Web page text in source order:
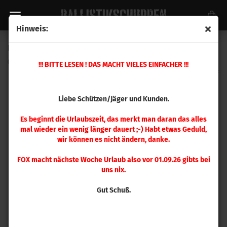
Hinweis:
!!! BITTE LESEN ! DAS MACHT VIELES EINFACHER !!!
Liebe Schützen/Jäger und Kunden.
Es beginnt die Urlaubszeit, das merkt man daran das alles
mal wieder ein wenig länger dauert ;-) Habt etwas Geduld,
wir können es nicht ändern, danke.
FOX macht nächste Woche Urlaub also vor 01.09.26 gibts bei
uns nix.
Gut Schuß.
044142)